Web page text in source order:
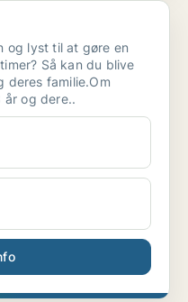
og lyst til at gøre en
Så kan du blive
deres familie.Om
år og dere..